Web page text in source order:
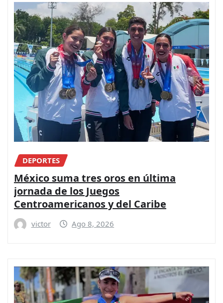
DEPORTES
México suma tres oros en última
jornada de los Juegos
Centroamericanos y del Caribe
victor Ago 8, 2026